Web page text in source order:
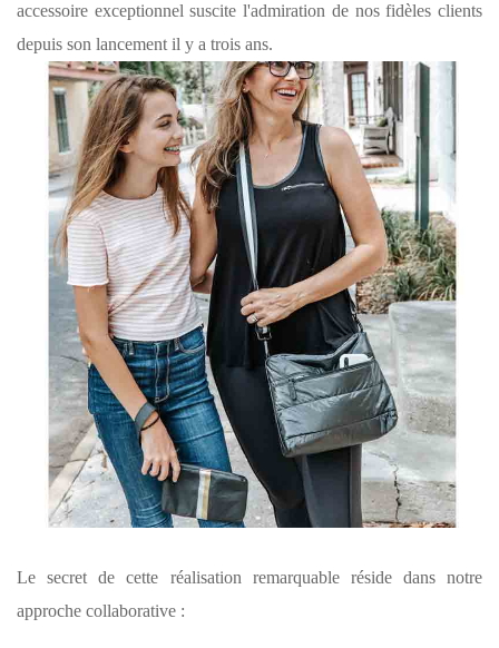
accessoire exceptionnel suscite l'admiration de nos fidèles clients
depuis son lancement il y a trois ans.
Le secret de cette réalisation remarquable réside dans notre
approche collaborative :